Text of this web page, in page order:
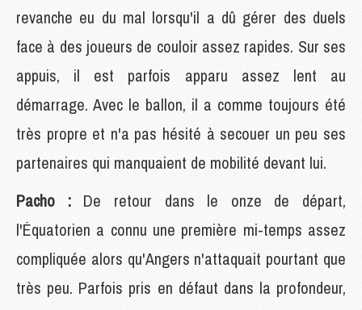
revanche eu du mal lorsqu'il a dû gérer des duels
face à des joueurs de couloir assez rapides. Sur ses
appuis, il est parfois apparu assez lent au
démarrage. Avec le ballon, il a comme toujours été
très propre et n'a pas hésité à secouer un peu ses
partenaires qui manquaient de mobilité devant lui.
Pacho : De retour dans le onze de départ,
l'Équatorien a connu une première mi-temps assez
compliquée alors qu'Angers n'attaquait pourtant que
très peu. Parfois pris en défaut dans la profondeur,